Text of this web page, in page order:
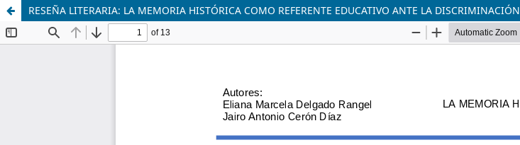
RESEÑA LITERARIA: LA MEMORIA HISTÓRICA COMO REFERENTE EDUCATIVO ANTE LA DISCRIMINACIÓN